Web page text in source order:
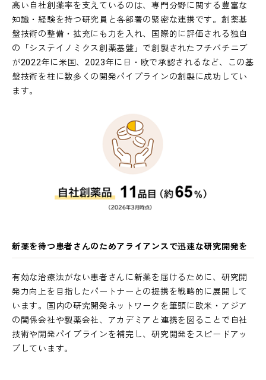
高い自社創薬率を支えているのは、専門分野に関する豊富な
知識・経験を持つ研究員と各部署の緊密な連携です。創薬基
盤技術の整備・拡充にも力を入れ、国際的に評価される独自
の「システイノミクス創薬基盤」で創製されたフチバチニブ
が2022年に米国、2023年に日・欧で承認されるなど、この基
盤技術を柱に数多くの開発パイプラインの創製に成功してい
ます。
新薬を待つ患者さんのためアライアンスで迅速な研究開発を
有効な治療法がない患者さんに新薬を届けるために、研究開
発力向上を目指したパートナーとの提携を戦略的に展開して
います。国内の研究開発ネットワークを筆頭に欧米・アジア
の関係会社や製薬会社、アカデミアと連携を図ることで自社
技術や開発パイプラインを補完し、研究開発をスピードアッ
プしています。